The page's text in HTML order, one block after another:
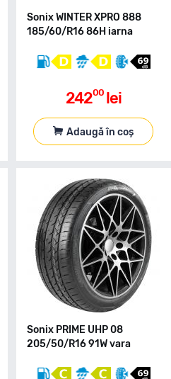
Sonix WINTER XPRO 888
185/60/R16 86H iarna
24200 lei
Adaugă în coș
Sonix PRIME UHP 08
205/50/R16 91W vara